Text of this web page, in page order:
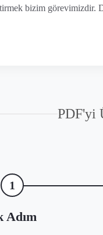
bizim görevimizdir.
PDF'yi
1
Adım